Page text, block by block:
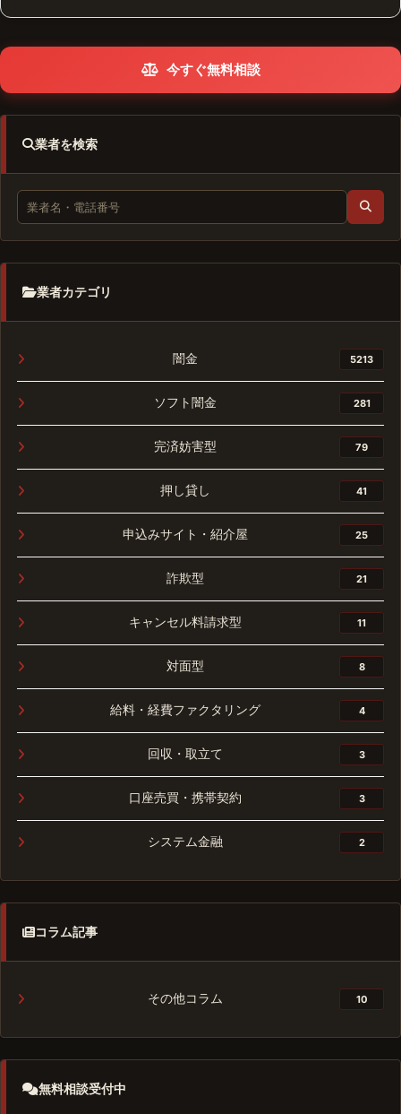
今すぐ無料相談
業者を検索
業者カテゴリ
闇金 5213
ソフト闇金 281
完済妨害型 79
押し貸し 41
申込みサイト・紹介屋 25
詐欺型 21
キャンセル料請求型 11
対面型 8
給料・経費ファクタリング 4
回収・取立て 3
口座売買・携帯契約 3
システム金融 2
コラム記事
その他コラム 10
無料相談受付中